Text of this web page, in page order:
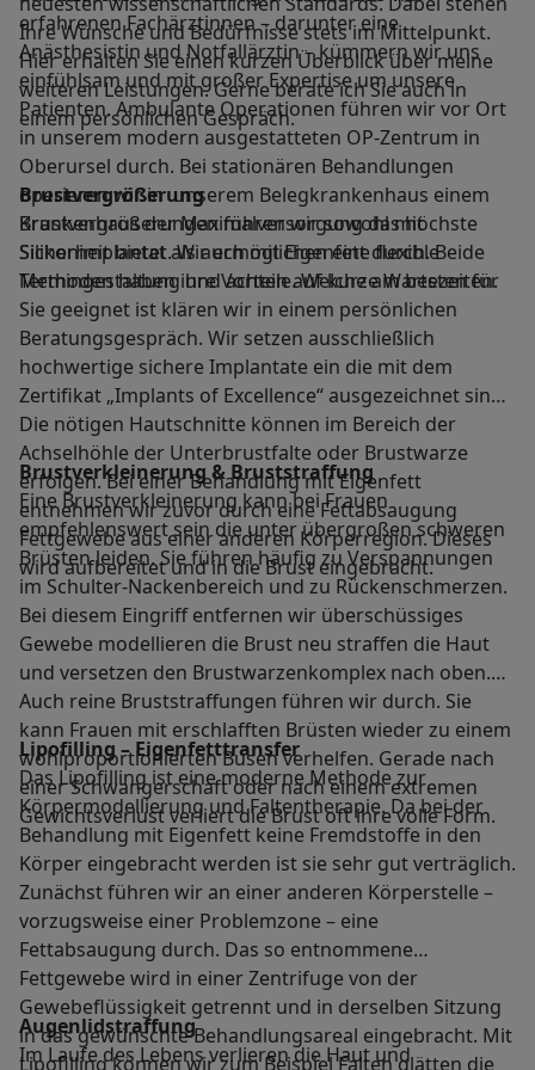
erfahrenen Fachärztinnen – darunter eine
Anästhesistin und Notfallärztin – kümmern wir uns
einfühlsam und mit großer Expertise um unsere
Patienten. Ambulante Operationen führen wir vor Ort
in unserem modern ausgestatteten OP-Zentrum in
Oberursel durch. Bei stationären Behandlungen
operieren wir in unserem Belegkrankenhaus einem
Krankenhaus der Maximalversorgung das höchste
Sicherheit bietet. Wir ermöglichen eine flexible
Termingestaltung und achten auf kurze Wartezeiten.
Ihre Wünsche und Bedürfnisse stets im Mittelpunkt.
Hier erhalten Sie einen kurzen Überblick über meine
weiteren Leistungen. Gerne berate ich Sie auch in
einem persönlichen Gespräch.
Brustvergrößerung
Brustvergrößerungen führen wir sowohl mit
Silikonimplantat als auch mit Eigenfett durch. Beide
Methoden haben ihre Vorteile. Welche am besten für
Sie geeignet ist klären wir in einem persönlichen
Beratungsgespräch. Wir setzen ausschließlich
hochwertige sichere Implantate ein die mit dem
Zertifikat „Implants of Excellence“ ausgezeichnet sind.
Die nötigen Hautschnitte können im Bereich der
Achselhöhle der Unterbrustfalte oder Brustwarze
erfolgen. Bei einer Behandlung mit Eigenfett
entnehmen wir zuvor durch eine Fettabsaugung
Fettgewebe aus einer anderen Körperregion. Dieses
wird aufbereitet und in die Brust eingebracht.
Brustverkleinerung & Bruststraffung
Eine Brustverkleinerung kann bei Frauen
empfehlenswert sein die unter übergroßen schweren
Brüsten leiden. Sie führen häufig zu Verspannungen
im Schulter-Nackenbereich und zu Rückenschmerzen.
Bei diesem Eingriff entfernen wir überschüssiges
Gewebe modellieren die Brust neu straffen die Haut
und versetzen den Brustwarzenkomplex nach oben.
Auch reine Bruststraffungen führen wir durch. Sie
kann Frauen mit erschlafften Brüsten wieder zu einem
wohlproportionierten Busen verhelfen. Gerade nach
einer Schwangerschaft oder nach einem extremen
Gewichtsverlust verliert die Brust oft ihre volle Form.
Lipofilling – Eigenfetttransfer
Das Lipofilling ist eine moderne Methode zur
Körpermodellierung und Faltentherapie. Da bei der
Behandlung mit Eigenfett keine Fremdstoffe in den
Körper eingebracht werden ist sie sehr gut verträglich.
Zunächst führen wir an einer anderen Körperstelle –
vorzugsweise einer Problemzone – eine
Fettabsaugung durch. Das so entnommene
Fettgewebe wird in einer Zentrifuge von der
Gewebeflüssigkeit getrennt und in derselben Sitzung
in das gewünschte Behandlungsareal eingebracht. Mit
Lipofilling können wir zum Beispiel Falten glätten die
Augenlidstraffung
Im Laufe des Lebens verlieren die Haut und